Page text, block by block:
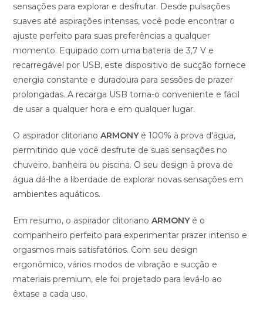
sensações para explorar e desfrutar. Desde pulsações
suaves até aspirações intensas, você pode encontrar o
ajuste perfeito para suas preferências a qualquer
momento. Equipado com uma bateria de 3,7 V e
recarregável por USB, este dispositivo de sucção fornece
energia constante e duradoura para sessões de prazer
prolongadas. A recarga USB torna-o conveniente e fácil
de usar a qualquer hora e em qualquer lugar.
O aspirador clitorianoARMONYé 100% à prova d'água,
permitindo que você desfrute de suas sensações no
chuveiro, banheira ou piscina. O seu design à prova de
água dá-lhe a liberdade de explorar novas sensações em
ambientes aquáticos.
Em resumo, o aspirador clitorianoARMONYé o
companheiro perfeito para experimentar prazer intenso e
orgasmos mais satisfatórios. Com seu design
ergonômico, vários modos de vibração e sucção e
materiais premium, ele foi projetado para levá-lo ao
êxtase a cada uso.